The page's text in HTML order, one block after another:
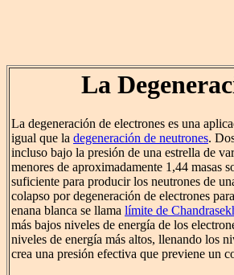
La
La degeneración de electrones es una
igual que la degeneración de neutrones.
incluso bajo la presión de una estrella de
menores de aproximadamente 1,44 masas
suficiente para producir los neutrones de
colapso por degeneración de electrones
enana blanca se llama límite de
más bajos niveles de energía de los
niveles de energía más altos, llenando los
crea una presión efectiva que previene un